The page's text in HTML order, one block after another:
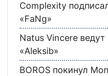
Complexity
«FaNg»
Natus Vincere
«Aleksib»
BOROS покинул